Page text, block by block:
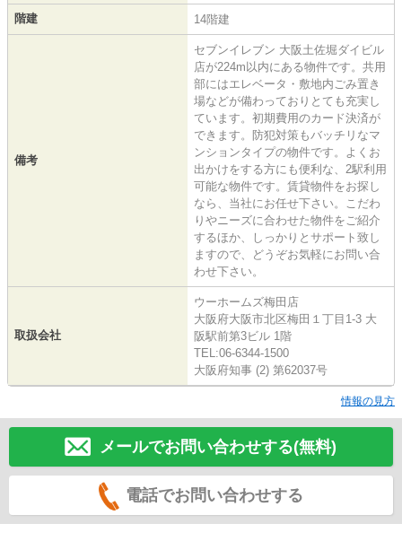
階建 14階建
備考
セブンイレブン 大阪土佐堀ダイビル
店が224m以内にある物件です。共用
部にはエレベータ・敷地内ごみ置き
場などが備わっておりとても充実し
ています。初期費用のカード決済が
できます。防犯対策もバッチリなマ
ンションタイプの物件です。よくお
出かけをする方にも便利な、2駅利用
可能な物件です。賃貸物件をお探し
なら、当社にお任せ下さい。こだわ
りやニーズに合わせた物件をご紹介
するほか、しっかりとサポート致し
ますので、どうぞお気軽にお問い合
わせ下さい。
取扱会社
ウーホームズ梅田店
大阪府大阪市北区梅田１丁目1-3 大
阪駅前第3ビル 1階
TEL:06-6344-1500
大阪府知事 (2) 第62037号
情報の見方
メールでお問い合わせする(無料)
電話でお問い合わせする